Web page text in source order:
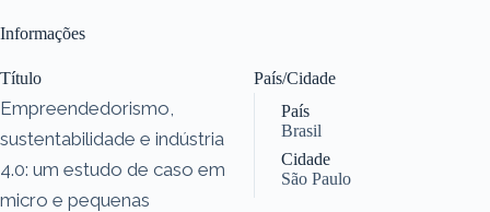
Informações
Título
Empreendedorismo,
sustentabilidade e indústria
4.0: um estudo de caso em
micro e pequenas
País/Cidade
País
Brasil
Cidade
São Paulo